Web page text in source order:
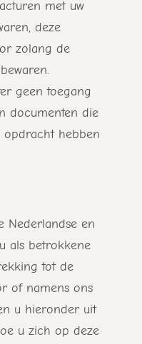
met uw
deze
zolang de
geen toegang
documenten die
opdracht hebben
Nederlandse en
als betrokkene
tot de
of namens ons
u hieronder uit
u zich op deze